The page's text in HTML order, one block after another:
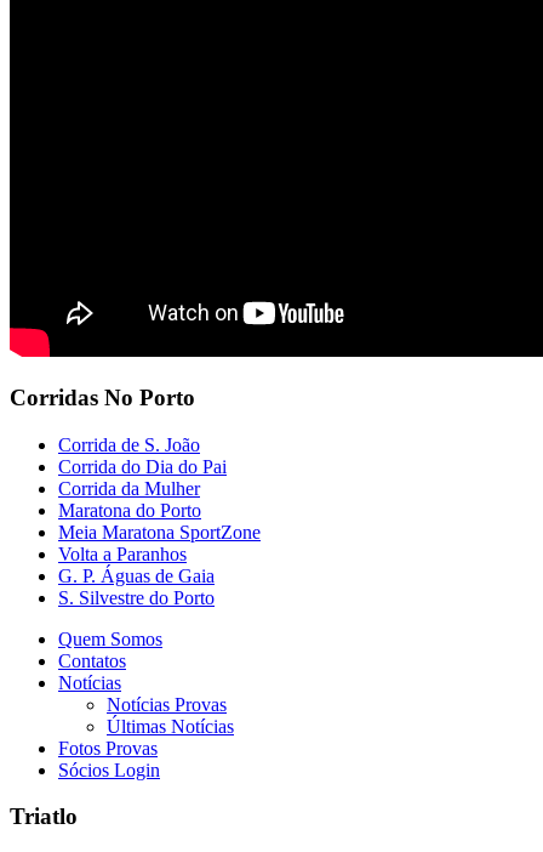
Corridas No Porto
Corrida de S. João
Corrida do Dia do Pai
Corrida da Mulher
Maratona do Porto
Meia Maratona SportZone
Volta a Paranhos
G. P. Águas de Gaia
S. Silvestre do Porto
Quem Somos
Contatos
Notícias
Notícias Provas
Últimas Notícias
Fotos Provas
Sócios Login
Triatlo